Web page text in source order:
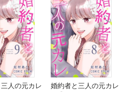
人の元カレ
婚約者と三人の元カレ